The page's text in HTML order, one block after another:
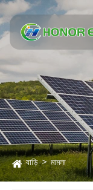
বাড়ি মামলা